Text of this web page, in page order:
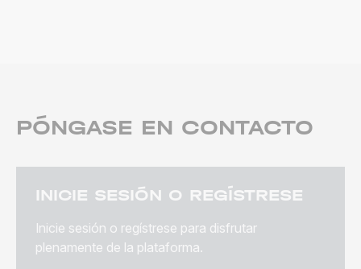
PÓNGASE EN CONTACTO
INICIE SESIÓN O REGÍSTRESE
Inicie sesión o regístrese para disfrutar
plenamente de la plataforma.